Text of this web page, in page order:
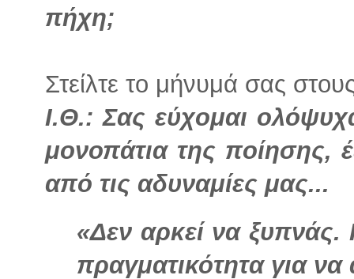
πήχη;
Στείλτε το μήνυμά σας
Ι.Θ.: Σας εύχομαι
μονοπάτια της
από τις αδυναμίες μας...
«Δεν αρκεί να ξυπνάς.
πραγματικότητα για να